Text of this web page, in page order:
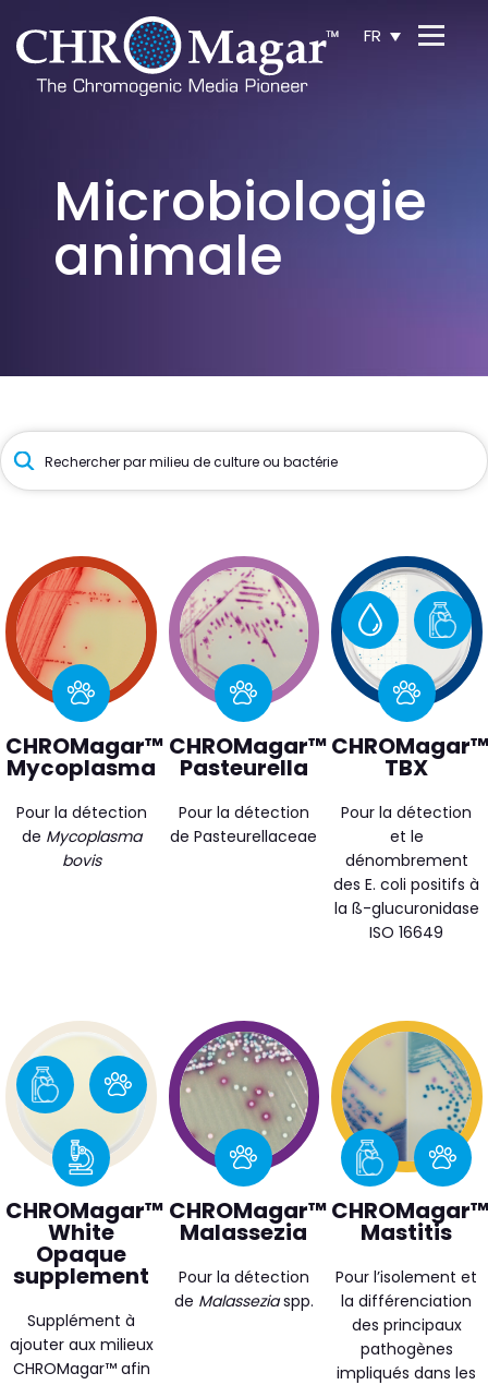
FR
Microbiologie
animale
Recherche
de
produits
CHROMagar™
Mycoplasma
Pour la détection
de Mycoplasma
bovis
CHROMagar™
Pasteurella
Pour la détection
de Pasteurellaceae
TBX
Pour la détection
et le
dénombrement
desE. coli positifs à
la ß-glucuronidase
ISO 16649
CHROMagar™
White
Opaque
supplement
Supplément à
ajouter aux milieux
CHROMagar™ afin
CHROMagar™
Malassezia
Pour la détection
de Malasseziaspp.
Mastitis
Pour l’isolement et
la différenciation
des principaux
pathogènes
impliqués dans les